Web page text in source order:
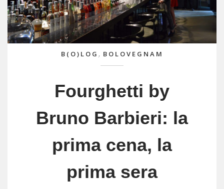
B(O)LOG , BOLOVEGNAM
Fourghetti by
Bruno Barbieri: la
prima cena, la
prima sera